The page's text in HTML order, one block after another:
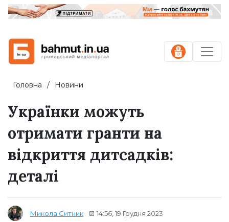
Головна Новини
Українки можуть
отримати гранти на
відкриття дитсадків:
деталі
Микола Ситник 14:56, 19 Грудня 2023